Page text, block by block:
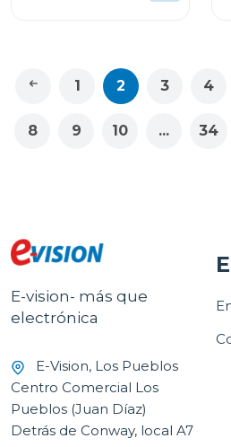
1 2 3 4
8 9 10 ... 34
E-vision- más que
electrónica
E-Vision, Los Pueblos
Centro Comercial Los
Pueblos (Juan Díaz)
Detrás de Conway, local A7